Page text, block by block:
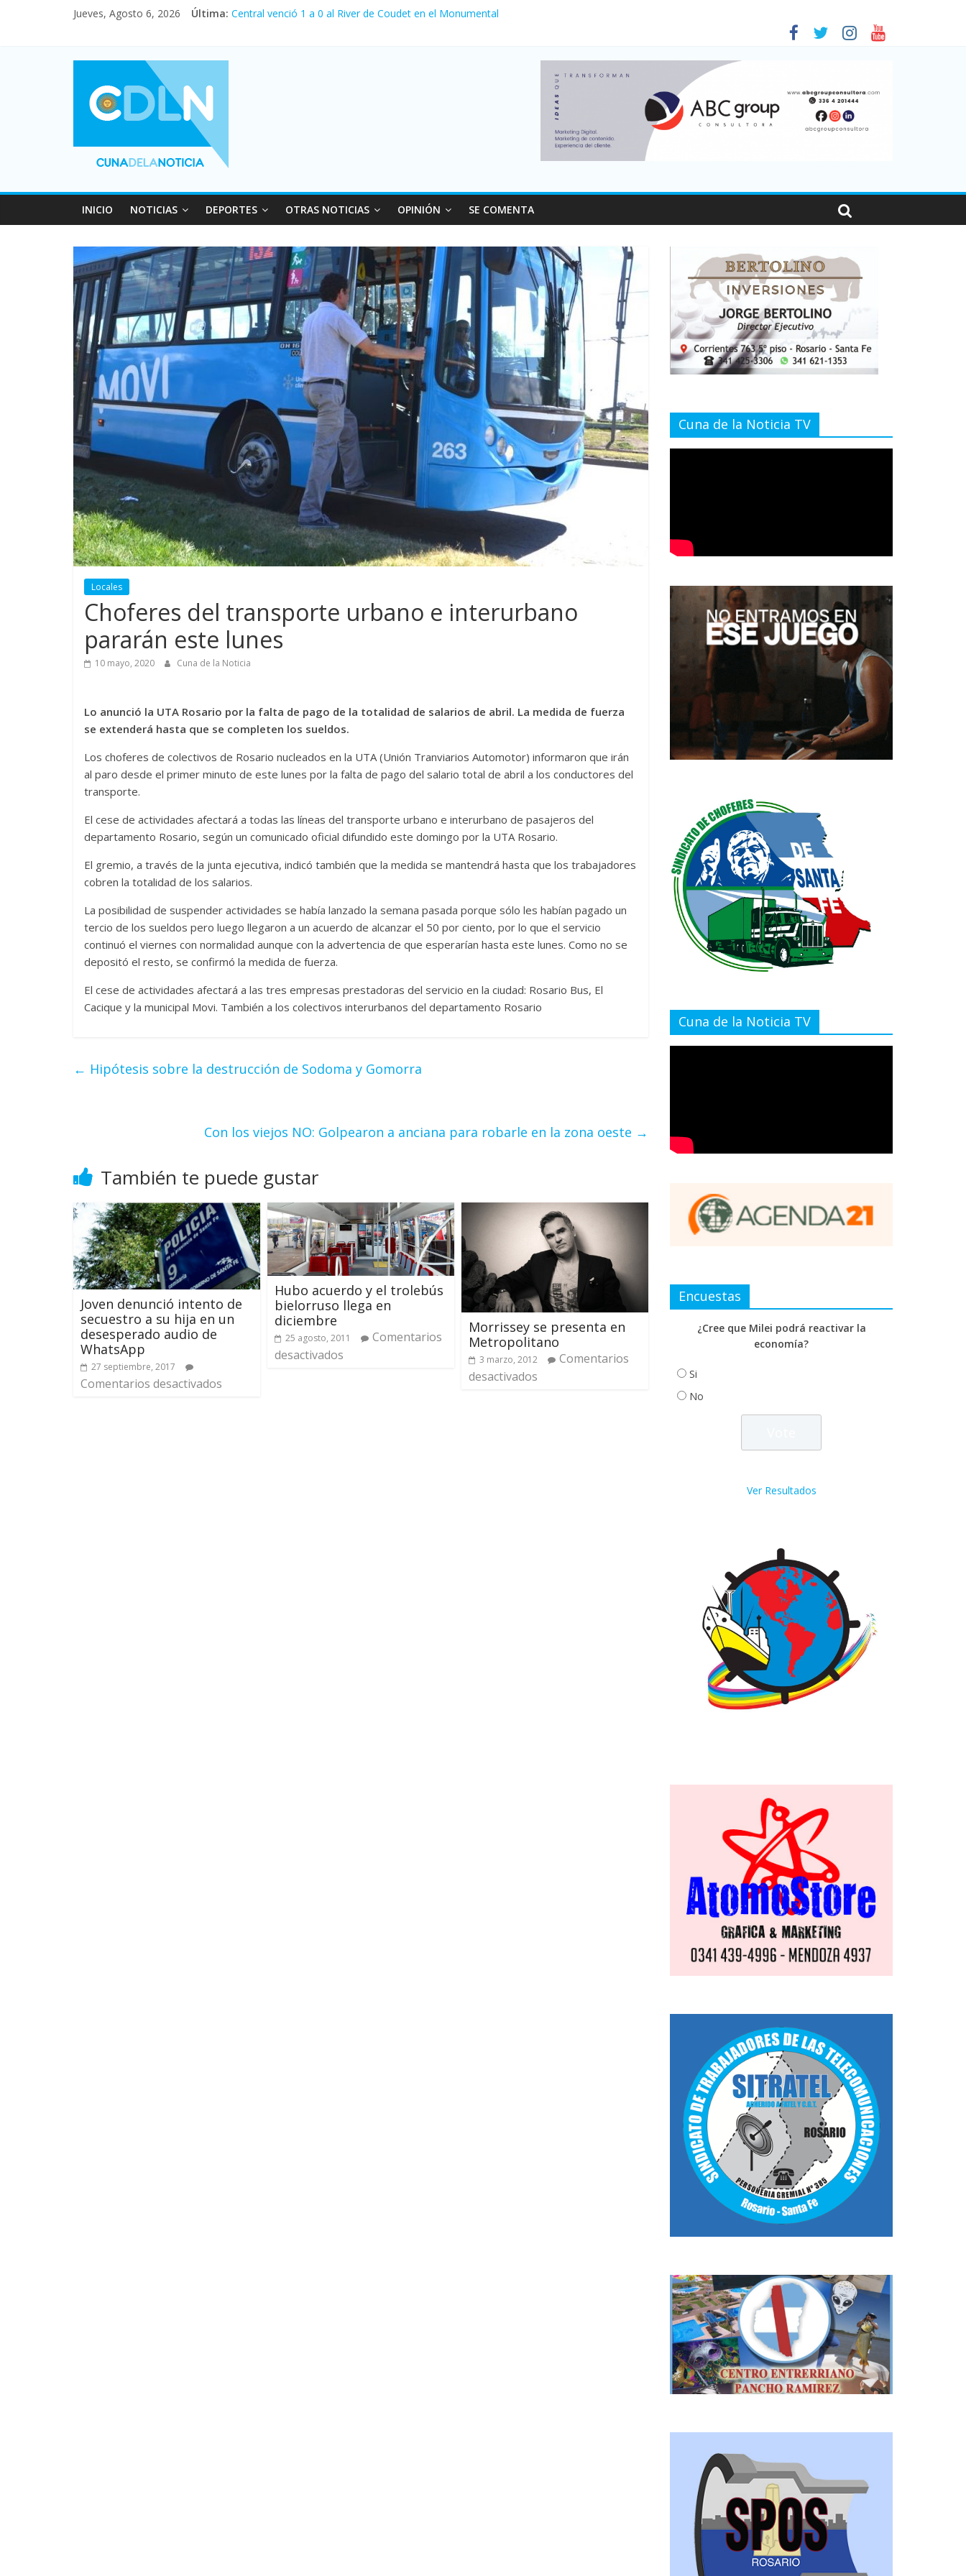
Jueves, Agosto 6, 2026 Última: Central venció 1 a 0 al River de Coudet en el Monumental
Vacaciones de invierno con más movimiento y consumo turístico: 4,6 millones de personas viajaron por el país, un 5,9% más que en 2025
Fuerte caída de la venta de autos usados en julio: bajó un 12,6% interanual
INICIO NOTICIAS DEPORTES OTRAS NOTICIAS OPINIÓN SE COMENTA
Locales
Choferes del transporte urbano e interurbano
pararán este lunes
10 mayo, 2020 Cuna de la Noticia
Lo anunció la UTA Rosario por la falta de pago de la totalidad de salarios de abril. La medida de fuerza
se extenderá hasta que se completen los sueldos.
Los choferes de colectivos de Rosario nucleados en la UTA (Unión Tranviarios Automotor) informaron que irán
al paro desde el primer minuto de este lunes por la falta de pago del salario total de abril a los conductores del
transporte.
El cese de actividades afectará a todas las líneas del transporte urbano e interurbano de pasajeros del
departamento Rosario, según un comunicado oficial difundido este domingo por la UTA Rosario.
El gremio, a través de la junta ejecutiva, indicó también que la medida se mantendrá hasta que los trabajadores
cobren la totalidad de los salarios.
La posibilidad de suspender actividades se había lanzado la semana pasada porque sólo les habían pagado un
tercio de los sueldos pero luego llegaron a un acuerdo de alcanzar el 50 por ciento, por lo que el servicio
continuó el viernes con normalidad aunque con la advertencia de que esperarían hasta este lunes. Como no se
depositó el resto, se confirmó la medida de fuerza.
El cese de actividades afectará a las tres empresas prestadoras del servicio en la ciudad: Rosario Bus, El
Cacique y la municipal Movi. También a los colectivos interurbanos del departamento Rosario
← Hipótesis sobre la destrucción de Sodoma y Gomorra
Con los viejos NO: Golpearon a anciana para robarle en la zona oeste →
También te puede gustar
Joven denunció intento de
secuestro a su hija en un
desesperado audio de
WhatsApp
27 septiembre, 2017
Comentarios desactivados
Hubo acuerdo y el trolebús
bielorruso llega en
diciembre
25 agosto, 2011
Comentarios
desactivados
Morrissey se presenta en
Metropolitano
3 marzo, 2012
Comentarios
desactivados
Cuna de la Noticia TV
Cuna de la Noticia TV
Encuestas
¿Cree que Milei podrá reactivar la
economía?
Si
No
Ver Resultados